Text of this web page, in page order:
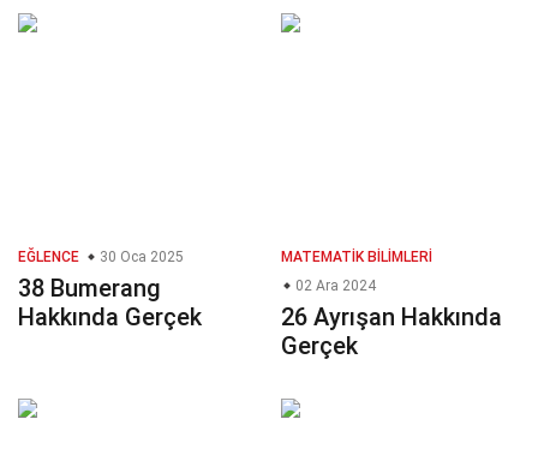
EĞLENCE 30 Oca 2025
38 Bumerang
Hakkında Gerçek
MATEMATIK BILIMLERI
02 Ara 2024
26 Ayrışan Hakkında
Gerçek